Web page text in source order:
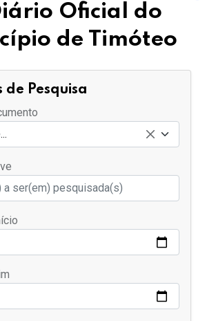
Oficial do
de Timóteo
de Pesquisa